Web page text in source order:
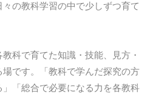
の教科学習の中で少しずつ育て
科で育てた知識・技能、見方・
です。「教科で学んだ探究の方
「総合で必要になる力を各教科